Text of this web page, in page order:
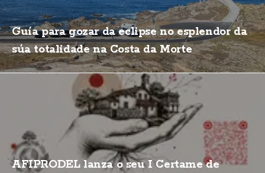
Guía para gozar da eclipse no esplendor da
súa totalidade na Costa da Morte
AFIPRODEL lanza o seu I Certame de